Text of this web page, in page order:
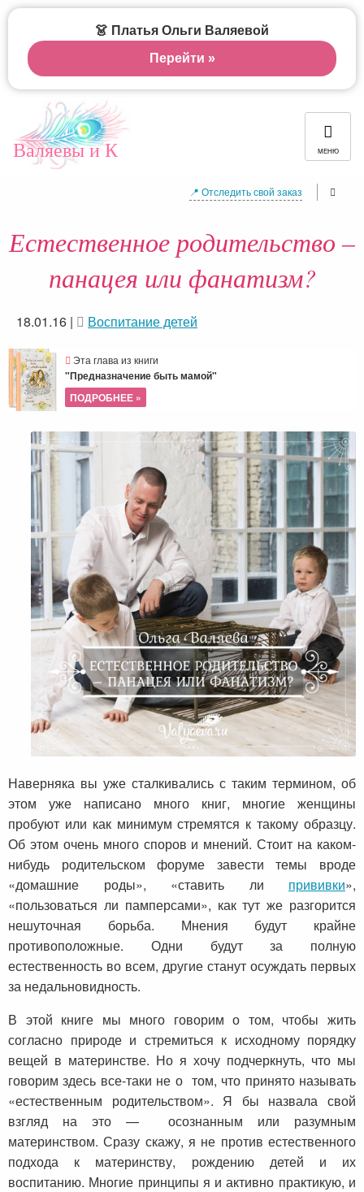
Валяевы и К МЕНЮ
📍 Отследить свой заказ
Естественное родительство –
панацея или фанатизм?
18.01.16 | Воспитание детей
Эта глава из книги
"Предназначение быть мамой"
ПОДРОБНЕЕ »
Наверняка вы уже сталкивались с таким термином, об
этом уже написано много книг, многие женщины
пробуют или как минимум стремятся к такому образцу.
Об этом очень много споров и мнений. Стоит на каком-
нибудь родительском форуме завести темы вроде
«домашние роды», «ставить ли прививки»,
«пользоваться ли памперсами», как тут же разгорится
нешуточная борьба. Мнения будут крайне
противоположные. Одни будут за полную
естественность во всем, другие станут осуждать первых
за недальновидность.
В этой книге мы много говорим о том, чтобы жить
согласно природе и стремиться к исходному порядку
вещей в материнстве. Но я хочу подчеркнуть, что мы
говорим здесь все-таки не о том, что принято называть
«естественным родительством». Я бы назвала свой
взгляд на это — осознанным или разумным
материнством. Сразу скажу, я не против естественного
подхода к материнству, рождению детей и их
воспитанию. Многие принципы я и активно практикую, и
👗 Платья Ольги Валяевой
Перейти »